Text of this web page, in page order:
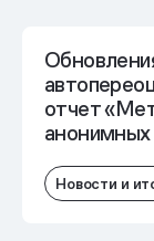
отчет
анонимных
Новости и